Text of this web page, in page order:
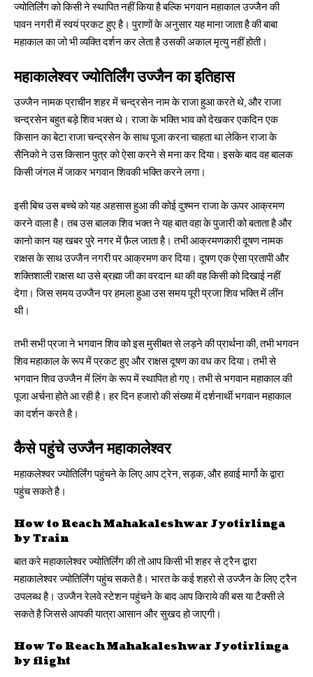
ज्योतिर्लिंग को किसी ने स्थापित नहीं किया है बल्कि भगवान महाकाल उज्जैन की
पावन नगरी में स्वयं प्रकट हुए है। पुराणों के अनुसार यह माना जाता है की बाबा
महाकाल का जो भी व्यक्ति दर्शन कर लेता है उसकी अकाल मृत्यु नहीं होती।
महाकालेश्वर ज्योतिर्लिंग उज्जैन का इतिहास
उज्जैन नामक प्राचीन शहर में चन्द्रसेन नाम के राजा हुआ करते थे, और राजा
चन्द्रसेन बहुत बड़े शिव भक्त थे। राजा के भक्ति भाव को देखकर एकदिन एक
किसान का बेटा राजा चन्द्रसेन के साथ पूजा करना चाहता था लेकिन राजा के
सैनिको ने उस किसान पुत्र को ऐसा करने से मना कर दिया। इसके बाद वह बालक
किसी जंगल में जाकर भगवान शिवकी भक्ति करने लगा।
इसी बिच उस बच्चे को यह अहसास हुआ की कोई दुश्मन राजा के ऊपर आक्रमण
करने वाला है। तब उस बालक शिव भक्त ने यह बात वहा के पुजारी को बताता है और
कानो कान यह खबर पुरे नगर में फ़ैल जाता है। तभी आक्रमणकारी दूषण नामक
राक्षस के साथ उज्जैन नगरी पर आक्रमण कर दिया। दूषण एक ऐसा प्रतापी और
शक्तिशाली राक्षस था उसे ब्रह्मा जी का वरदान था की वह किसी को दिखाई नहीं
देगा। जिस समय उज्जैन पर हमला हुआ उस समय पूरी प्रजा शिव भक्ति में लींन
थी।
तभी सभी प्रजा ने भगवान शिव को इस मुसीबत से लड़ने की प्रार्थना की, तभी भगवन
शिव महाकाल के रूप में प्रकट हुए और राक्षस दूषण का वध कर दिया। तभी से
भगवान शिव उज्जैन में लिंग के रूप में स्थापित हो गए। तभी से भगवान महाकाल की
पूजा अर्चना होते आ रही है। हर दिन हजारो की संख्या में दर्शनार्थी भगवान महाकाल
का दर्शन करते है।
कैसे पहुंचे उज्जैन महाकालेश्वर
महाकलेश्वर ज्योतिर्लिंग पहुंचने के लिए आप ट्रेन, सड़क, और हवाई मार्गो के द्वारा
पहुंच सकते है।
How to Reach Mahakaleshwar Jyotirlinga
by Train
बात करे महाकालेश्वर ज्योतिर्लिंग की तो आप किसी भी शहर से ट्रैन द्वारा
महाकालेश्वर ज्योतिर्लिंग पहुंच सकते है। भारत के कई शहरो से उज्जैन के लिए ट्रैन
उपलब्ध है। उज्जैन रेलवे स्टेशन पहुंचने के बाद आप किराये की बस या टैक्सी ले
सकते है जिससे आपकी यात्रा आसान और सुखद हो जाएगी।
How To Reach Mahakaleshwar Jyotirlinga
by flight